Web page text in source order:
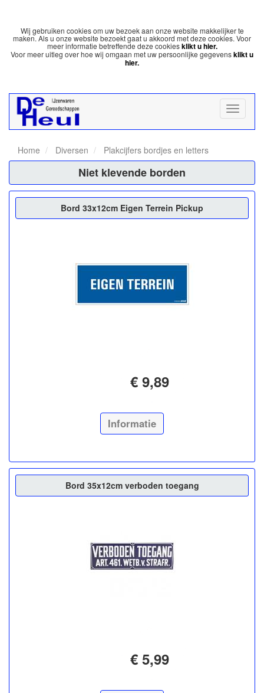
Wij gebruiken cookies om uw bezoek aan onze website makkelijker te
maken. Als u onze website bezoekt gaat u akkoord met deze cookies. Voor
meer informatie betreffende deze cookiesklikt u hier.
Voor meer uitleg over hoe wij omgaan met uw persoonlijke gegevensklikt u
hier.
Home Diversen Plakcijfers bordjes en letters
Niet klevende borden
Bord 33x12cm Eigen Terrein Pickup
€ 9,89
Informatie
Bord 35x12cm verboden toegang
€ 5,99